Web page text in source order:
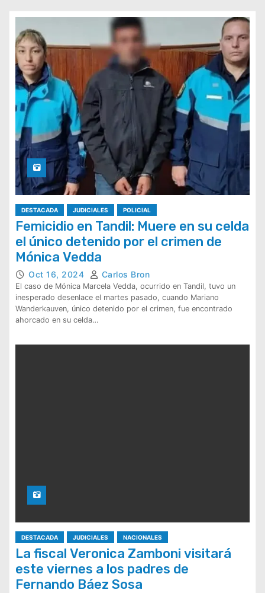
DESTACADA JUDICIALES POLICIAL
Femicidio en Tandil: Muere en su celda
el único detenido por el crimen de
Mónica Vedda
Oct 16, 2024 Carlos Bron
El caso de Mónica Marcela Vedda, ocurrido en Tandil, tuvo un
inesperado desenlace el martes pasado, cuando Mariano
Wanderkauven, único detenido por el crimen, fue encontrado
ahorcado en su celda…
DESTACADA JUDICIALES NACIONALES
La fiscal Veronica Zamboni visitará
este viernes a los padres de
Fernando Báez Sosa